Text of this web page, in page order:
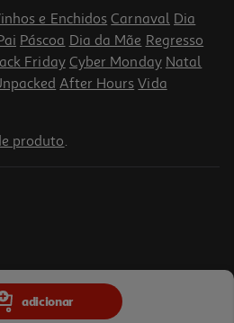
adicionar
e Enchidos Carnaval Dia
Páscoa Dia da Mãe Regresso
Friday Cyber Monday Natal
After Hours Vida
produto.